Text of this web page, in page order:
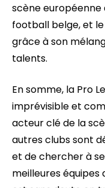
scène
football belge, et
grâce à son
talents.
En somme, la Pro
imprévisible et
acteur clé de la
autres clubs sont
et de chercher à
meilleures équipes